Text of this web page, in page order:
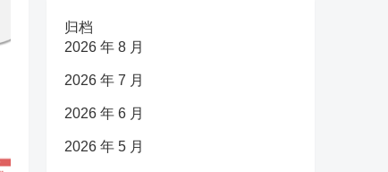
归档
2026 年 8 月
2026 年 7 月
2026 年 6 月
2026 年 5 月